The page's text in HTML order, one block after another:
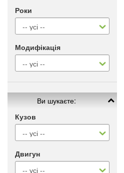
Роки
Модифікація
Ви шукаєте:
Кузов
Двигун